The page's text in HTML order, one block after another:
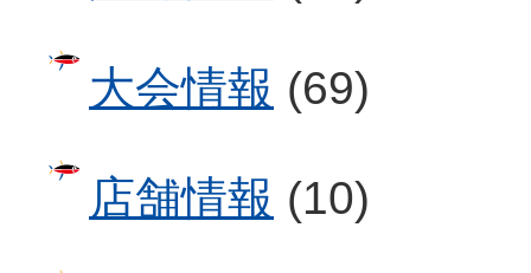
大会情報 (69)
店舗情報 (10)